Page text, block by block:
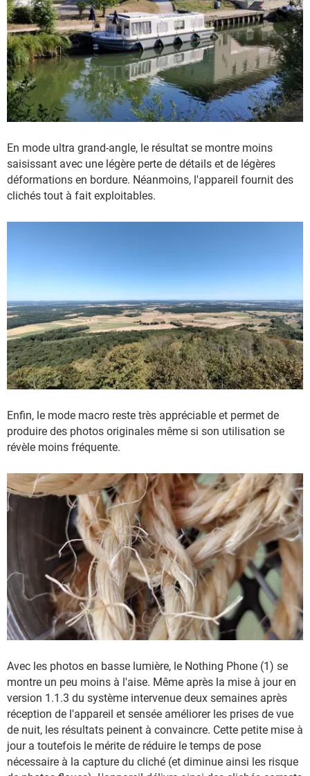
En mode ultra grand-angle, le résultat se montre moins
saisissant avec une légère perte de détails et de légères
déformations en bordure. Néanmoins, l'appareil fournit des
clichés tout à fait exploitables.
Enfin, le mode macro reste très appréciable et permet de
produire des photos originales même si son utilisation se
révèle moins fréquente.
Avec les photos en basse lumière, le Nothing Phone (1) se
montre un peu moins à l'aise. Même après la mise à jour en
version 1.1.3 du système intervenue deux semaines après
réception de l'appareil et sensée améliorer les prises de vue
de nuit, les résultats peinent à convaincre. Cette petite mise à
jour a toutefois le mérite de réduire le temps de pose
nécessaire à la capture du cliché (et diminue ainsi les risque